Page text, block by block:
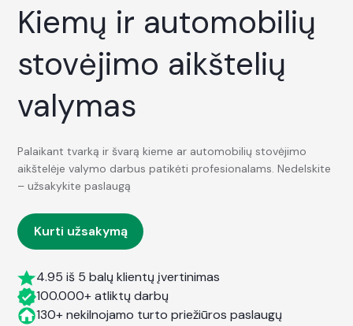
Kiemų ir automobilių
stovėjimo aikštelių
valymas
Palaikant tvarką ir švarą kieme ar automobilių stovėjimo
aikštelėje valymo darbus patikėti profesionalams. Nedelskite
– užsakykite paslaugą
Kurti užsakymą
4.95 iš 5 balų klientų įvertinimas
100.000+ atliktų darbų
130+ nekilnojamo turto priežiūros paslaugų